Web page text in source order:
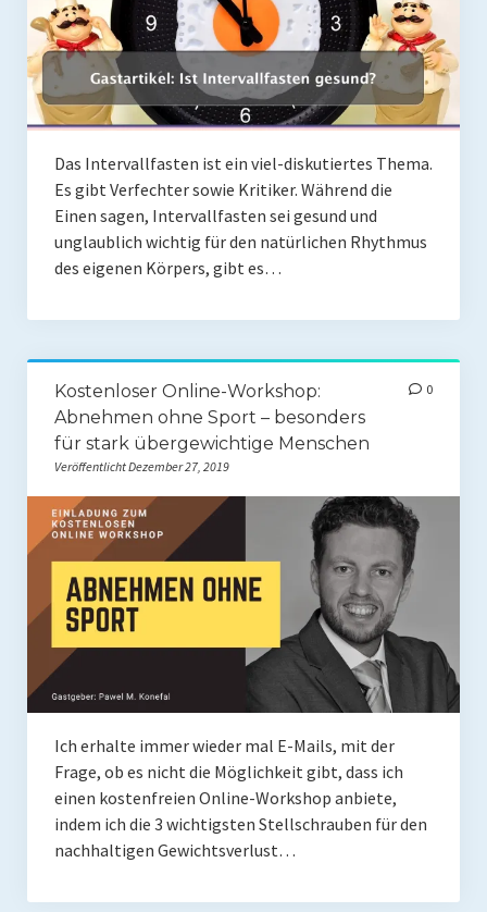
Das Intervallfasten ist ein viel-diskutiertes Thema.
Es gibt Verfechter sowie Kritiker. Während die
Einen sagen, Intervallfasten sei gesund und
unglaublich wichtig für den natürlichen Rhythmus
des eigenen Körpers, gibt es…
Kostenloser Online-Workshop:
Abnehmen ohne Sport – besonders
für stark übergewichtige Menschen
Veröffentlicht Dezember 27, 2019
0
Ich erhalte immer wieder mal E-Mails, mit der
Frage, ob es nicht die Möglichkeit gibt, dass ich
einen kostenfreien Online-Workshop anbiete,
indem ich die 3 wichtigsten Stellschrauben für den
nachhaltigen Gewichtsverlust…